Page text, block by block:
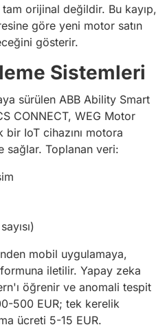
orijinal değildir. Bu kayıp,
göre yeni motor satın
gösterir.
Sistemleri
sürülen ABB Ability Smart
CONNECT, WEG Motor
IoT cihazını motora
sağlar. Toplanan veri:
mobil uygulamaya,
iletilir. Yapay zeka
öğrenir ve anomali tespit
500 EUR; tek kerelik
ücreti 5-15 EUR.